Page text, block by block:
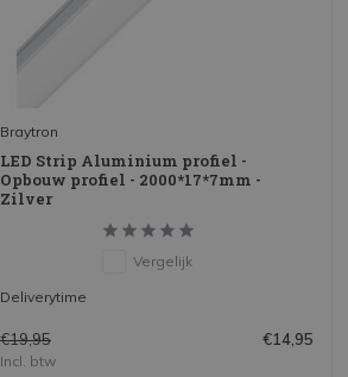
Braytron
LED Strip Aluminium profiel -
Opbouw profiel - 2000*17*7mm -
Zilver
Vergelijk
Deliverytime
€19,95 €14,95
Incl. btw